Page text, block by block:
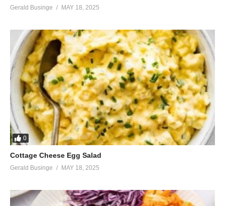
Gerald Businge MAY 18, 2025
0
Cottage Cheese Egg Salad
Gerald Businge MAY 18, 2025